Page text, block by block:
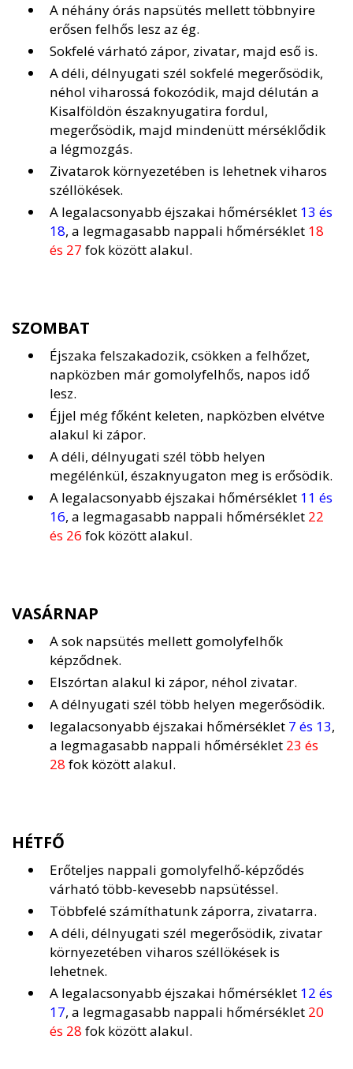
A néhány órás napsütés mellett többnyire
erősen felhős lesz az ég.
Sokfelé várható zápor, zivatar, majd eső is.
A déli, délnyugati szél sokfelé megerősödik,
néhol viharossá fokozódik, majd délután a
Kisalföldön északnyugatira fordul,
megerősödik, majd mindenütt mérséklődik
a légmozgás.
Zivatarok környezetében is lehetnek viharos
széllökések.
A legalacsonyabb éjszakai hőmérséklet 13 és
18, a legmagasabb nappali hőmérséklet 18
és 27 fok között alakul.
SZOMBAT
Éjszaka felszakadozik, csökken a felhőzet,
napközben már gomolyfelhős, napos idő
lesz.
Éjjel még főként keleten, napközben elvétve
alakul ki zápor.
A déli, délnyugati szél több helyen
megélénkül, északnyugaton meg is erősödik.
A legalacsonyabb éjszakai hőmérséklet 11 és
16, a legmagasabb nappali hőmérséklet 22
és 26 fok között alakul.
VASÁRNAP
A sok napsütés mellett gomolyfelhők
képződnek.
Elszórtan alakul ki zápor, néhol zivatar.
A délnyugati szél több helyen megerősödik.
legalacsonyabb éjszakai hőmérséklet 7 és 13,
a legmagasabb nappali hőmérséklet 23 és
28 fok között alakul.
HÉTFŐ
Erőteljes nappali gomolyfelhő-képződés
várható több-kevesebb napsütéssel.
Többfelé számíthatunk záporra, zivatarra.
A déli, délnyugati szél megerősödik, zivatar
környezetében viharos széllökések is
lehetnek.
A legalacsonyabb éjszakai hőmérséklet 12 és
17, a legmagasabb nappali hőmérséklet 20
és 28 fok között alakul.